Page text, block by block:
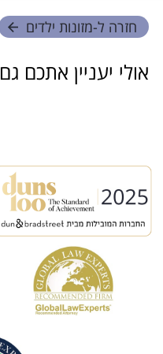
חזרה ל-מזונות ילדים
אולי יעניין אתכם גם